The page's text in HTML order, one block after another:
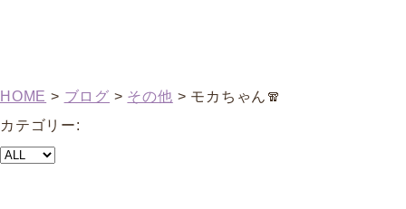
HOME > ブログ > その他 > モカちゃん🧣⁡
カテゴリー: